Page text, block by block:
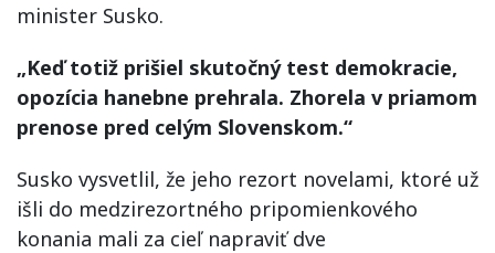
minister Susko.
„Keď totiž prišiel skutočný test demokracie,
opozícia hanebne prehrala. Zhorela v priamom
prenose pred celým Slovenskom.“
Susko vysvetlil, že jeho rezort novelami, ktoré už
išli do medzirezortného pripomienkového
konania mali za cieľ napraviť dve